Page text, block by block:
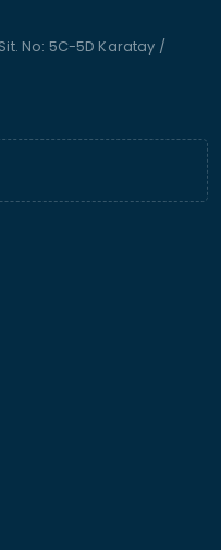
No: 5C-5D Karatay /